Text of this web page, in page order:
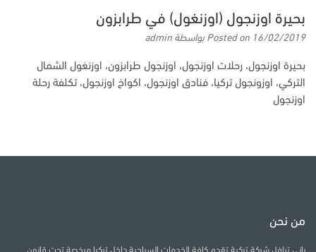
بحيرة اوزنجول (اوزنغول) في طرابزون
Posted on 16/02/2019 بواسطةadmin
بحيرة اوزنجول، رحلات اوزنجول، اوزنجول طرابزون، اوزنغول الشمال
التركي، اوزونجول تركيا، فنادق اوزنجول، اكواخ اوزنجول، تكلفة رحلة
اوزنجول
من نحن
راني ترافل شركة تركية تقدم كافة الخدمات السياحية داخل تركيا مرخصة تحت قانون